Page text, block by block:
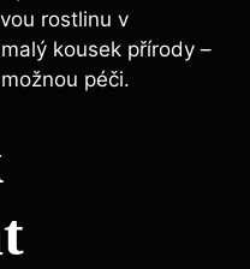
rostlinu v⁣
⁢kousek přírody –
péči.